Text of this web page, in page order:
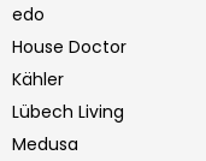
edo
House Doctor
Kähler
Lübech Living
Medusa